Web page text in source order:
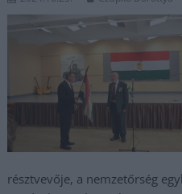
résztvevője, a nemzetőrség